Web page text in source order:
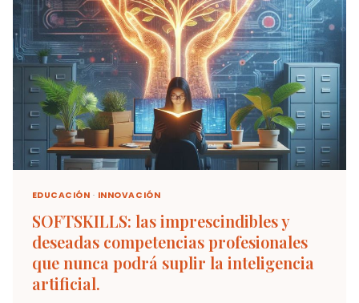
EDUCACIÓN · INNOVACIÓN
SOFTSKILLS: las imprescindibles y
deseadas competencias profesionales
que nunca podrá suplir la inteligencia
artificial.